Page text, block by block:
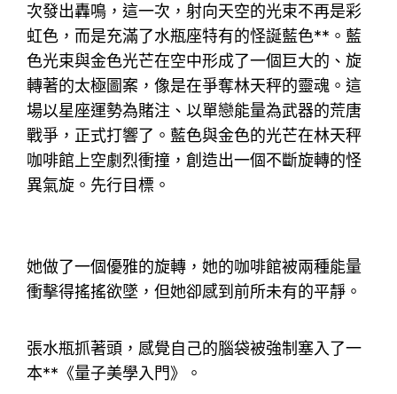
次發出轟鳴，這一次，射向天空的光束不再是彩
虹色，而是充滿了水瓶座特有的怪誕藍色**。藍
色光束與金色光芒在空中形成了一個巨大的、旋
轉著的太極圖案，像是在爭奪林天秤的靈魂。這
場以星座運勢為賭注、以單戀能量為武器的荒唐
戰爭，正式打響了。藍色與金色的光芒在林天秤
咖啡館上空劇烈衝撞，創造出一個不斷旋轉的怪
異氣旋。先行目標。
她做了一個優雅的旋轉，她的咖啡館被兩種能量
衝擊得搖搖欲墜，但她卻感到前所未有的平靜。
張水瓶抓著頭，感覺自己的腦袋被強制塞入了一
本**《量子美學入門》。